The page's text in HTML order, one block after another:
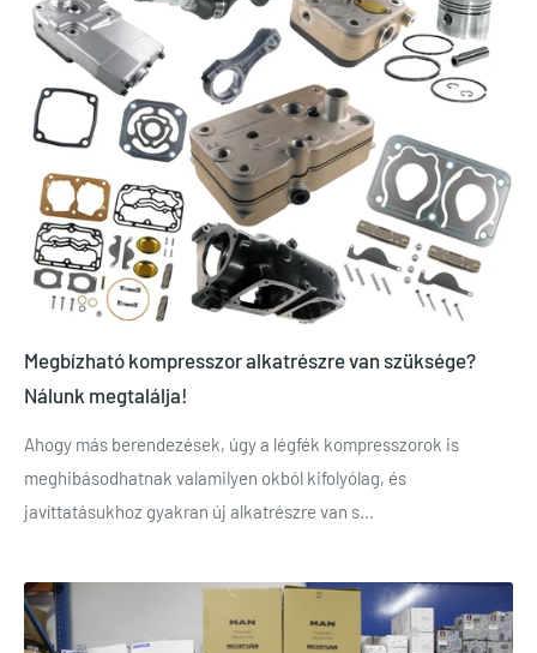
Megbízható kompresszor alkatrészre van szüksége?
Nálunk megtalálja!
Ahogy más berendezések, úgy a légfék kompresszorok is
meghibásodhatnak valamilyen okból kifolyólag, és
javíttatásukhoz gyakran új alkatrészre van s...